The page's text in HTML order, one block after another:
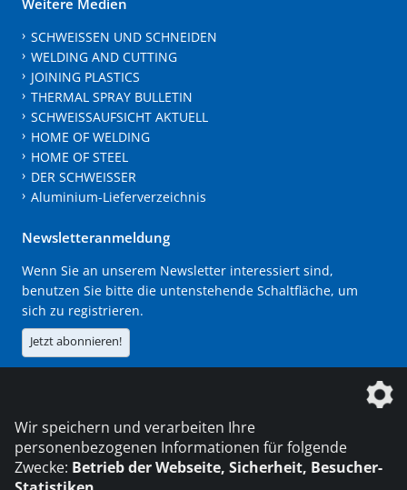
SCHWEISSEN UND SCHNEIDEN
WELDING AND CUTTING
JOINING PLASTICS
THERMAL SPRAY BULLETIN
SCHWEISSAUFSICHT AKTUELL
HOME OF WELDING
HOME OF STEEL
DER SCHWEISSER
Aluminium-Lieferverzeichnis
Newsletteranmeldung
Wenn Sie an unserem Newsletter interessiert sind,
benutzen Sie bitte die untenstehende Schaltfläche, um
sich zu registrieren.
Jetzt abonnieren!
Die DVS Media GmbH ist ein Unternehmen der
Wir speichern und verarbeiten Ihre
personenbezogenen Informationen für folgende
Zwecke: Betrieb der Webseite, Sicherheit, Besucher-